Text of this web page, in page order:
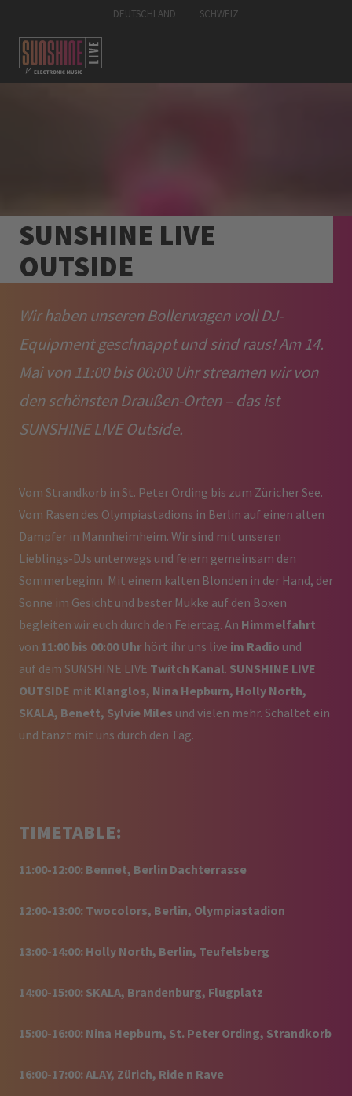
DEUTSCHLAND SCHWEIZ
SUNSHINE LIVE
OUTSIDE
Wir haben unseren Bollerwagen voll DJ-
Equipment geschnappt und sind raus! Am 14.
Mai von 11:00 bis 00:00 Uhr streamen wir von
den schönsten Draußen-Orten – das ist
SUNSHINE LIVE Outside.
Vom Strandkorb in St. Peter Ording bis zum Züricher See.
Vom Rasen des Olympiastadions in Berlin auf einen alten
Dampfer in Mannheimheim. Wir sind mit unseren
Lieblings-DJs unterwegs und feiern gemeinsam den
Sommerbeginn. Mit einem kalten Blonden in der Hand, der
Sonne im Gesicht und bester Mukke auf den Boxen
begleiten wir euch durch den Feiertag. An Himmelfahrt
von 11:00 bis 00:00 Uhr hört ihr uns live im Radio und
auf dem SUNSHINE LIVE Twitch Kanal. SUNSHINE LIVE
OUTSIDE mit Klanglos, Nina Hepburn, Holly North,
SKALA, Benett, Sylvie Miles und vielen mehr. Schaltet ein
und tanzt mit uns durch den Tag.
TIMETABLE:
11:00-12:00: Bennet, Berlin Dachterrasse
12:00-13:00: Twocolors, Berlin, Olympiastadion
13:00-14:00: Holly North, Berlin, Teufelsberg
14:00-15:00: SKALA, Brandenburg, Flugplatz
15:00-16:00: Nina Hepburn, St. Peter Ording, Strandkorb
16:00-17:00: ALAY, Zürich, Ride n Rave